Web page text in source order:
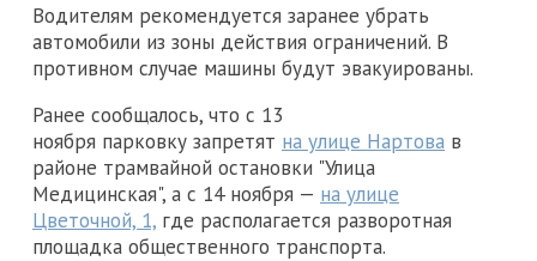
Водителям рекомендуется заранее убрать
автомобили из зоны действия ограничений. В
противном случае машины будут эвакуированы.
Ранее сообщалось, что с 13
ноября парковку запретят на улице Нартова в
районе трамвайной остановки "Улица
Медицинская", а с 14 ноября — на улице
Цветочной, 1, где располагается разворотная
площадка общественного транспорта.